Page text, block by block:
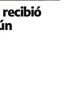
recibió